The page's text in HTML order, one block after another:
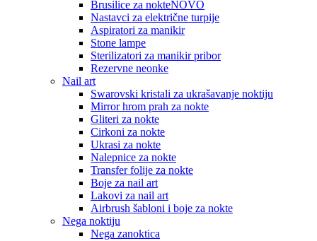
Brusilice za nokteNOVO
Nastavci za električne turpije
Aspiratori za manikir
Stone lampe
Sterilizatori za manikir pribor
Rezervne neonke
Nail art
Swarovski kristali za ukrašavanje noktiju
Mirror hrom prah za nokte
Gliteri za nokte
Cirkoni za nokte
Ukrasi za nokte
Nalepnice za nokte
Transfer folije za nokte
Boje za nail art
Lakovi za nail art
Airbrush šabloni i boje za nokte
Nega noktiju
Nega zanoktica